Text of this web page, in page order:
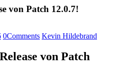
von Patch 12.0.7!
0Comments Kevin Hildebrand
von Patch